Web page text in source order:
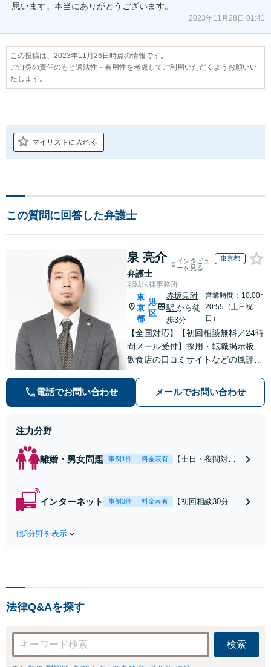
思います。本当にありがとうございます。
2023年11月28日 01:41
この投稿は、2023年11月26日時点の情報です。
ご自身の責任のもと適法性・有用性を考慮してご利用いただくようお願いい
たします。
マイリストに入れる
この質問に回答した弁護士
泉 亮介
弁護士
インタビュ
ーを見る
東京都
彩結法律事務所
東
京
都
港
区
赤坂見附
駅 から徒
歩3分
営業時間：10:00~
20:55（土日祝
日）
【全国対応】【初回相談無料／24時
間メール受付】採用・転職掲示板、
飲食店の口コミサイトなどの風評被
の種類を問わず相談可。可能な限り
早期対応で駆けつけサポート【労
電話でお問い合わせ メールでお問い合わせ
注力分野
離婚・男女問題 事例1件 料金表有
【土日・夜間対応
れたら、サインす
インターネット 事例3件 料金表有
【初回相談30分無
お店の風評被害対
応可：開示請求の
意見照会が来たと
きの対処法、被害
他3分野を表示
法律Q&Aを探す
検索